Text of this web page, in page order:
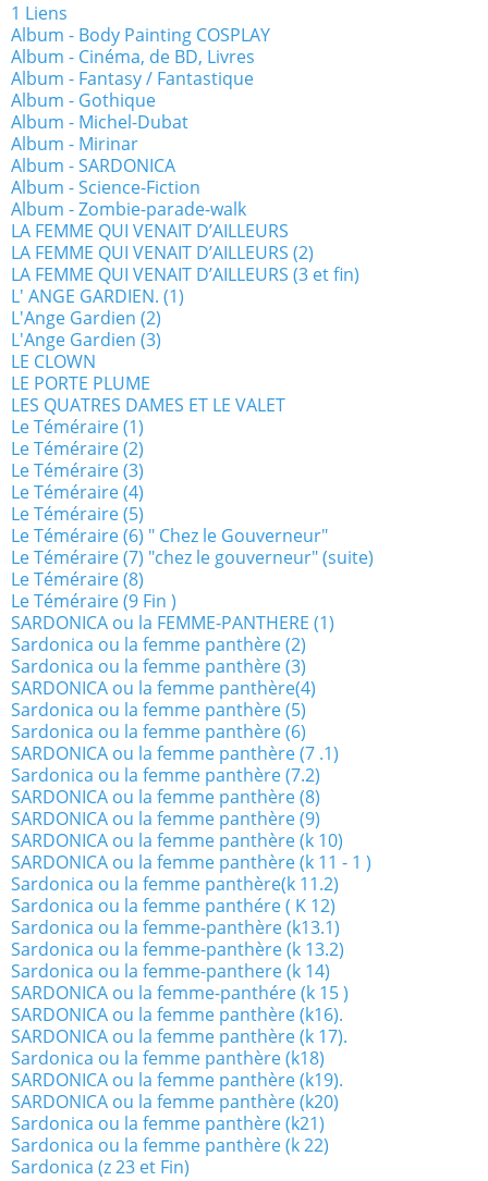
1 Liens
Album - Body Painting COSPLAY
Album - Cinéma, de BD, Livres
Album - Fantasy / Fantastique
Album - Gothique
Album - Michel-Dubat
Album - Mirinar
Album - SARDONICA
Album - Science-Fiction
Album - Zombie-parade-walk
LA FEMME QUI VENAIT D’AILLEURS
LA FEMME QUI VENAIT D’AILLEURS (2)
LA FEMME QUI VENAIT D’AILLEURS (3 et fin)
L' ANGE GARDIEN. (1)
L'Ange Gardien (2)
L'Ange Gardien (3)
LE CLOWN
LE PORTE PLUME
LES QUATRES DAMES ET LE VALET
Le Téméraire (1)
Le Téméraire (2)
Le Téméraire (3)
Le Téméraire (4)
Le Téméraire (5)
Le Téméraire (6) " Chez le Gouverneur"
Le Téméraire (7) "chez le gouverneur" (suite)
Le Téméraire (8)
Le Téméraire (9 Fin )
SARDONICA ou la FEMME-PANTHERE (1)
Sardonica ou la femme panthère (2)
Sardonica ou la femme panthère (3)
SARDONICA ou la femme panthère(4)
Sardonica ou la femme panthère (5)
Sardonica ou la femme panthère (6)
SARDONICA ou la femme panthère (7 .1)
Sardonica ou la femme panthère (7.2)
SARDONICA ou la femme panthère (8)
SARDONICA ou la femme panthère (9)
SARDONICA ou la femme panthère (k 10)
SARDONICA ou la femme panthère (k 11 - 1 )
Sardonica ou la femme panthère(k 11.2)
Sardonica ou la femme panthére ( K 12)
Sardonica ou la femme-panthère (k13.1)
Sardonica ou la femme-panthère (k 13.2)
Sardonica ou la femme-panthere (k 14)
SARDONICA ou la femme-panthére (k 15 )
SARDONICA ou la femme panthère (k16).
SARDONICA ou la femme panthère (k 17).
Sardonica ou la femme panthère (k18)
SARDONICA ou la femme panthère (k19).
SARDONICA ou la femme panthère (k20)
Sardonica ou la femme panthère (k21)
Sardonica ou la femme panthère (k 22)
Sardonica (z 23 et Fin)